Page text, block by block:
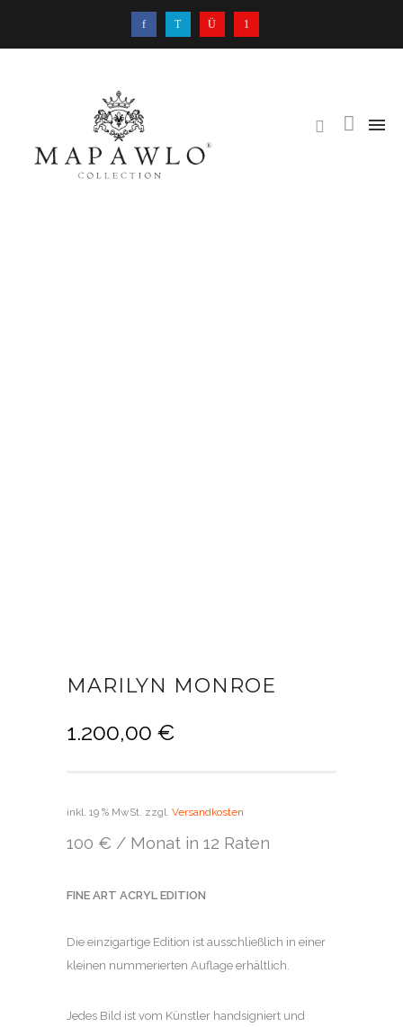
MARILYN MONROE
1.200,00 €
inkl. 19 % MwSt. zzgl. Versandkosten
100 € / Monat in 12 Raten
FINE ART ACRYL EDITION
Die einzigartige Edition ist ausschließlich in einer
kleinen nummerierten Auflage erhältlich.
Jedes Bild ist vom Künstler handsigniert und